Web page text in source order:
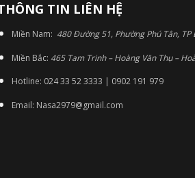
TIN LIÊN HỆ
Miền Nam: 480 Đường 51, Phường Phú Tân, TP
Miền Bắc: 465 Tam Trinh – Hoàng Văn Thụ –
Hotline: 024 33 52 3333 | 0902 191 979
Email: Nasa2979@gmail.com